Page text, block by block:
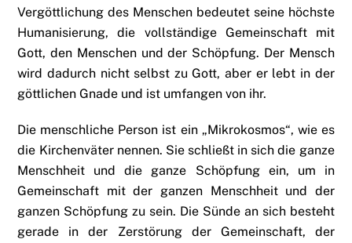
Vergöttlichung des Menschen bedeutet seine höchste
Humanisierung, die vollständige Gemeinschaft mit
Gott, den Menschen und der Schöpfung. Der Mensch
wird dadurch nicht selbst zu Gott, aber er lebt in der
göttlichen Gnade und ist umfangen von ihr.
Die menschliche Person ist ein „Mikrokosmos“, wie es
die Kirchenväter nennen. Sie schließt in sich die ganze
Menschheit und die ganze Schöpfung ein, um in
Gemeinschaft mit der ganzen Menschheit und der
ganzen Schöpfung zu sein. Die Sünde an sich besteht
gerade in der Zerstörung der Gemeinschaft, der